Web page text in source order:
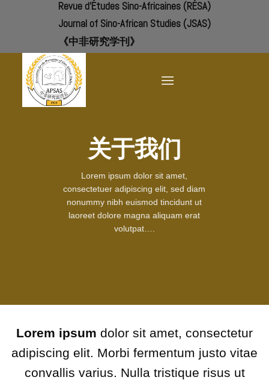
Revue d'Études Sino-Africaines (RÉSA)
Journal of Sino-African Studies (JSAS)
《中非研究学刊》
关于我们
Lorem ipsum dolor sit amet,
consectetuer adipiscing elit, sed diam
nonummy nibh euismod tincidunt ut
laoreet dolore magna aliquam erat
volutpat….
Lorem ipsum dolor sit amet, consectetur
adipiscing elit. Morbi fermentum justo vitae
convallis varius. Nulla tristique risus ut